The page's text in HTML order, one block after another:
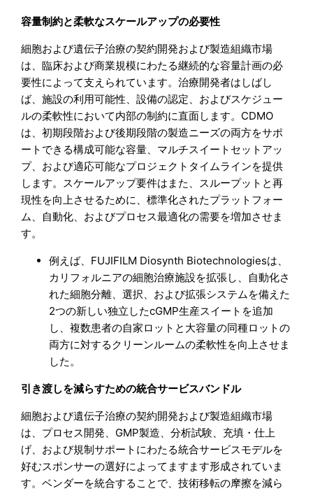
容量制約と柔軟なスケールアップの必要性
細胞および遺伝子治療の契約開発および製造組織市場
は、臨床および商業規模にわたる継続的な容量計画の必
要性によって支えられています。治療開発者はしばし
ば、施設の利用可能性、設備の認定、およびスケジュー
ルの柔軟性において内部の制約に直面します。CDMO
は、初期段階および後期段階の製造ニーズの両方をサポ
ートできる構成可能な容量、マルチスイートセットアッ
プ、および適応可能なプロジェクトタイムラインを提供
します。スケールアップ要件はまた、スループットと再
現性を向上させるために、標準化されたプラットフォー
ム、自動化、およびプロセス最適化の需要を増加させま
す。
例えば、FUJIFILM Diosynth Biotechnologiesは、
カリフォルニアの細胞治療施設を拡張し、自動化さ
れた細胞分離、選択、および拡張システムを備えた
2つの新しい独立したcGMP生産スイートを追加
し、複数患者の自家ロットと大容量の同種ロットの
両方に対するクリーンルームの柔軟性を向上させま
した。
引き渡しを減らすための統合サービスバンドル
細胞および遺伝子治療の契約開発および製造組織市場
は、プロセス開発、GMP製造、分析試験、充填・仕上
げ、および規制サポートにわたる統合サービスモデルを
好むスポンサーの選好によってますます形成されていま
す。ベンダーを統合することで、技術移転の摩擦を減ら